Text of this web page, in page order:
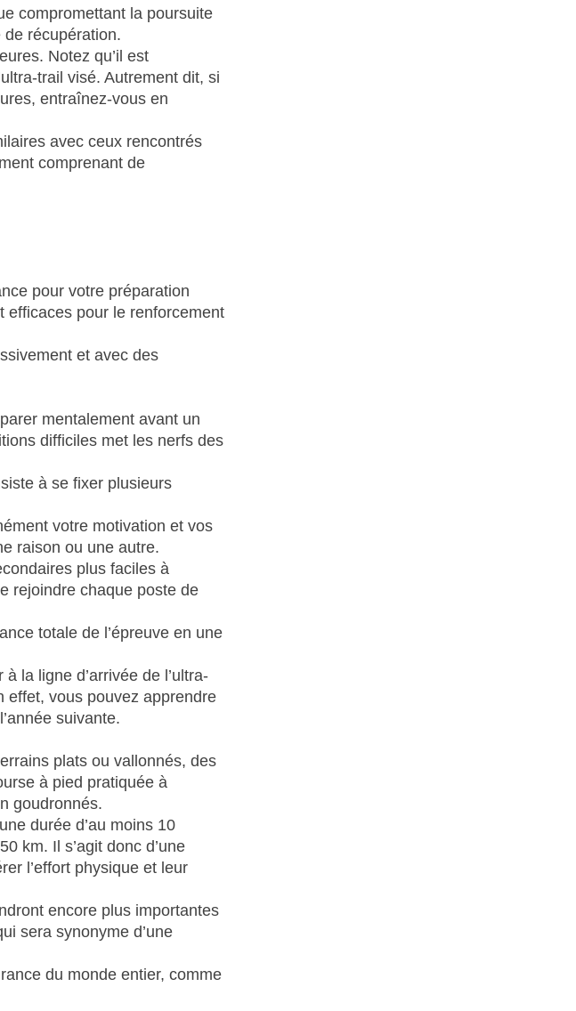
compromettant la poursuite
récupération.
Notez qu’il est
trail visé. Autrement dit, si
entraînez-vous en
avec ceux rencontrés
comprenant de
pour votre préparation
efficaces pour le renforcement
et avec des
mentalement avant un
difficiles met les nerfs des
à se fixer plusieurs
votre motivation et vos
raison ou une autre.
plus faciles à
rejoindre chaque poste de
totale de l’épreuve en une
la ligne d’arrivée de l’ultra-
effet, vous pouvez apprendre
suivante.
plats ou vallonnés, des
à pied pratiquée à
goudronnés.
durée d’au moins 10
km. Il s’agit donc d’une
l’effort physique et leur
encore plus importantes
sera synonyme d’une
du monde entier, comme